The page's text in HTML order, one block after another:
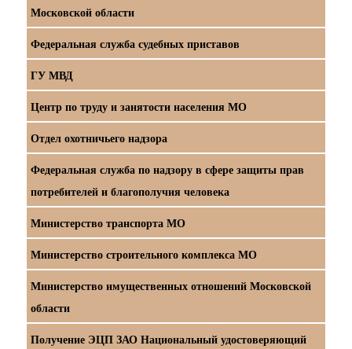
Московской области
Федеральная служба судебных приставов
ГУ МВД
Центр по труду и занятости населения МО
Отдел охотничьего надзора
Федеральная служба по надзору в сфере защиты прав
потребителей и благополучия человека
Министерство транспорта МО
Министерство строительного комплекса МО
Министерство имущественных отношений Московской
области
Получение ЭЦП ЗАО Национальный удостоверяющий